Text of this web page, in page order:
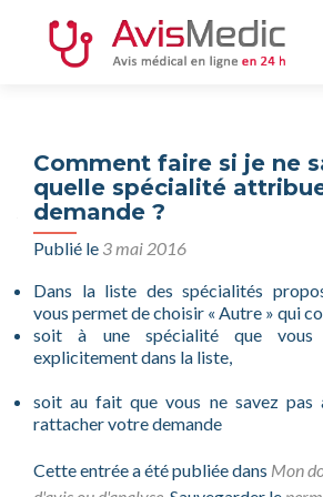
Comment faire si je ne
quelle spécialité
demande ?
Publié le 3 mai 2016
Dans la liste des spécialités
vous permet de choisir « Autre » qui
soit à une spécialité que vous
explicitement dans la liste,
soit au fait que vous ne savez pas
rattacher votre demande
Cette entrée a été publiée dans Mon